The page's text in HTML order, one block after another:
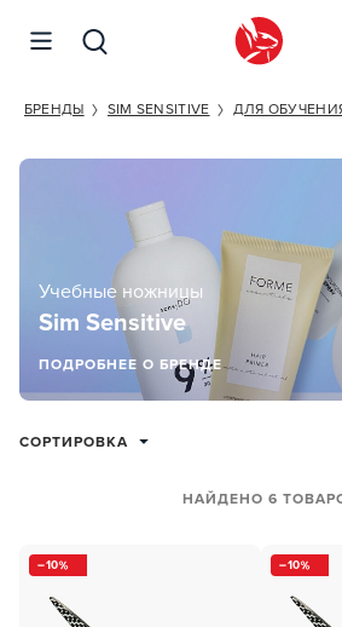
БРЕНДЫ SIM SENSITIVE ДЛЯ
Sim Sensitive
Учебные ножницы
ПОДРОБНЕЕ О БРЕНДЕ
СОРТИРОВКА
НАЙДЕНО 6
10 10